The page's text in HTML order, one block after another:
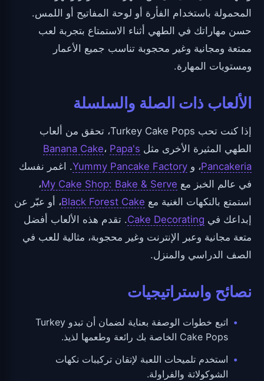
المحمولة باستخدام الفأرة أو لوحة المفاتيح أو اللمس.
حسن مهاراتك في الطهي أثناء الاستمتاع بتجربة لعب
ممتعة ومجانية وغير محجوبة تناسب جميع الأعمار
ومستويات المهارة.
الألعاب ذات الصلة والسلسلة
إذا كنت تحب Turkey Cake Pops، تحقق من ألعاب
الطهي المثيرة الأخرى مثل
Banana Cake،Papa's
Pancakeria، و Yummy Pancake Factory. اغمر نفسك
في عالم الخبز مع My Cake Shop: Bake & Serve،
استمتع بالنكهات الغنية مع Black Forest Cake، أو عبّر عن
إبداعك في Cake Decorating. تقدم هذه الألعاب أفضل
متعة مجانية وعبر الإنترنت وغير محجوبة، مثالية للعب في
الصف الدراسي والمنزل.
نصائح واستراتيجيات
اتبع خطوات الوصفة بعناية لضمان أن تبدو Turkey
Cake Pops الخاصة بك رائعة وطعمها لذيذ.
استخدم تلميحات اللعبة لإتقان تركيبات نكهات
الشوكولاتة والفراولة.